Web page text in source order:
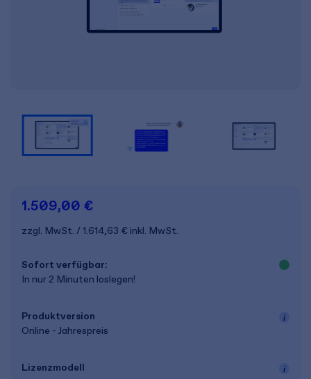
1.509,00 €
zzgl. MwSt. 1.614,63 € inkl. MwSt.
Sofort verfügbar:
In nur 2 Minuten loslegen!
Produkt­version
Online - Jahrespreis
Lizenz­modell